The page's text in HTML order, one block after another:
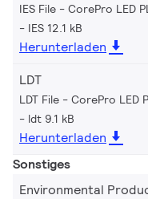
IES File - CorePro LED
IES 12.1 kB
Herunterladen
LDT
LDT File - CorePro LED
ldt 9.1 kB
Herunterladen
Sonstiges
Environmental